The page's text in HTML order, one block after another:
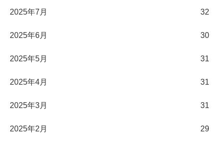
2025年7月 32
2025年6月 30
2025年5月 31
2025年4月 31
2025年3月 31
2025年2月 29